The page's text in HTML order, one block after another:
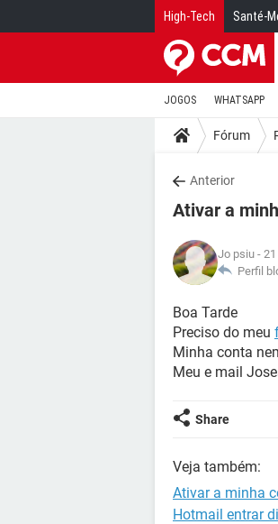
High-Tech Santé-
JOGOS WHATSAPP
Fórum
Anterior
Ativar a
Jo psiu -
Perfil
Boa Tarde
Preciso do meu
Minha conta
Meu e mail
Share
Veja também:
Ativar a minha
Hotmail entrar